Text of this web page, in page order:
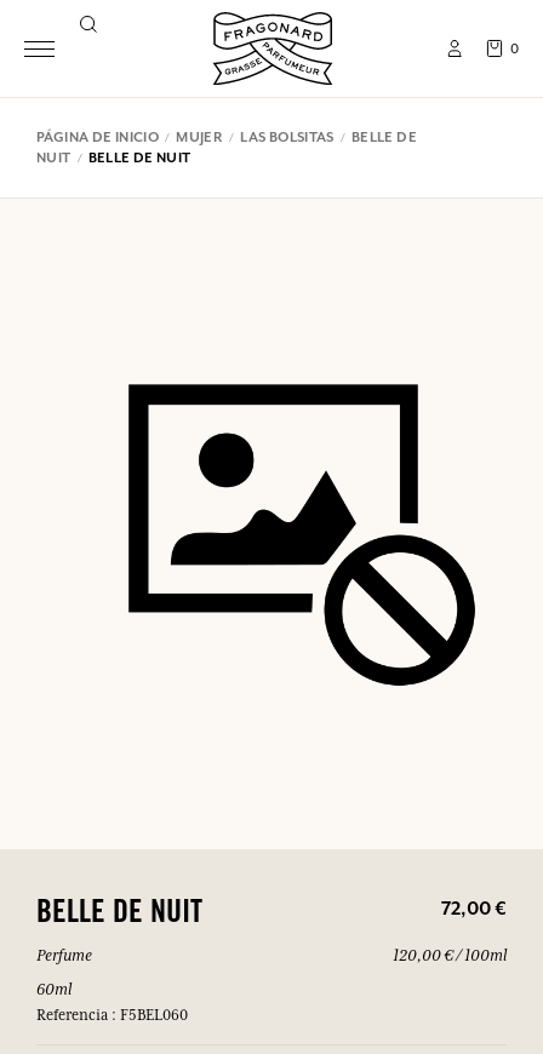
0
PÁGINA DE INICIO MUJER LAS BOLSITAS
BELLE DE
NUIT
BELLE DE NUIT
BELLE DE NUIT 72,00 €
Perfume
60ml
Referencia : F5BEL060
120,00 € / 100ml